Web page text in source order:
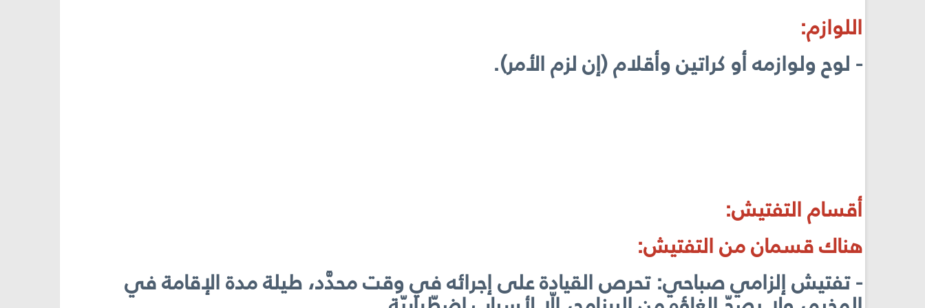
اللوازم:
- لوح ولوازمه أو كراتين وأقلام (إن لزم الأمر).
أقسام التفتيش:
هناك قسمان من التفتيش:
- تفتيش إلزامي صباحي: تحرص القيادة على إجرائه في وقت محدَّد، طيلة مدة الإقامة في